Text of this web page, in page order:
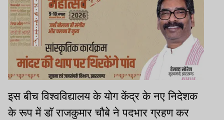
इस बीच विश्वविद्यालय के योग केंद्र के नए निदेशक
के रूप में डॉ राजकुमार चौबे ने पदभार ग्रहण कर